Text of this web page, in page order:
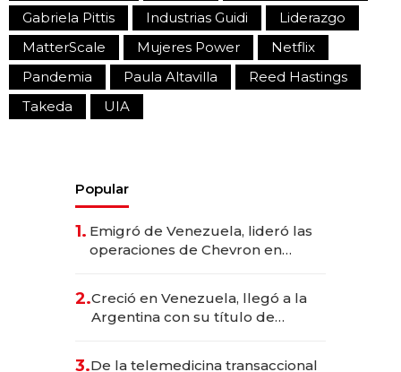
Gabriela Pittis
Industrias Guidi
Liderazgo
MatterScale
Mujeres Power
Netflix
Pandemia
Paula Altavilla
Reed Hastings
Takeda
UIA
Popular
1. Emigró de Venezuela, lideró las
operaciones de Chevron en
2.Creció en Venezuela, llegó a la
Argentina con su título de
3.De la telemedicina transaccional